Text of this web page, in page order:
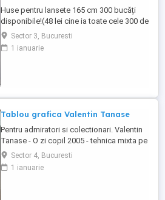
Huse pentru lansete 165 cm 300 bucăți
disponibile!(48 lei cine ia toate cele 300 de
bucăți ) Huse rezistente, cu
compartimente multiple și buzunare
pentru accesorii. Ideale pentru pescuit la
Sector 3, Bucuresti
1 ianuarie
Tablou grafica Valentin Tanase
Pentru admiratori si colectionari. Valentin
Tanase - O zi copil 2005 - tehnica mixta pe
hartie 65x50 cm. Gratuit un Cataog de
Colectie cu cele mai reprezentative lucrari
(cca 80) ale maestrului.
Sector 4, Bucuresti
1 ianuarie